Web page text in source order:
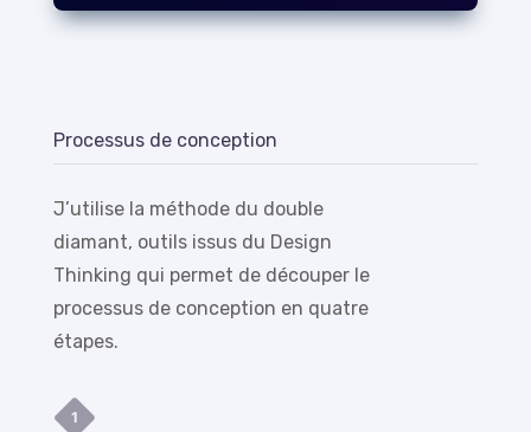
Processus de conception
J’utilise la méthode du double
diamant, outils issus du Design
Thinking qui permet de découper le
processus de conception en quatre
étapes.